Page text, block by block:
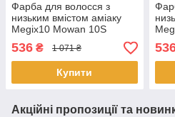
Фарба для волосся з
низьким вмістом аміаку
Megix10 Mowan 10S
екстра світлий пісочний
блонд 100 мл
536 ₴ 1 071 ₴
Купити
Акційні пропозиції та